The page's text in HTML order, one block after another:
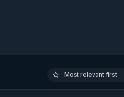
Most relevant first